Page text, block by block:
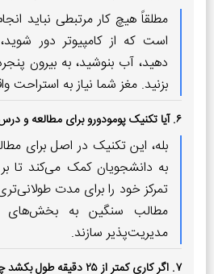
مطلقاً هیچ کار مرتبطی نباید
است که از کامپیوتر دور
دهید، آب بنوشید، به بیرون
بزنید. مغز شما نیاز به استراحت
۶. آیا تکنیک پومودورو برای مطالعه و درس خواندن مفید است؟
بله، این تکنیک در اصل برای
به دانشجویان کمک می‌کند تا بر
تمرکز خود را برای مدت
مطالب سنگین به بخش‌های
مدیریت‌پذیر سازند.
۷. اگر کاری کمتر از ۲۵ دقیقه طول بکشد چه؟